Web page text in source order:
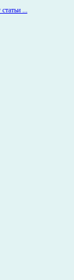
...